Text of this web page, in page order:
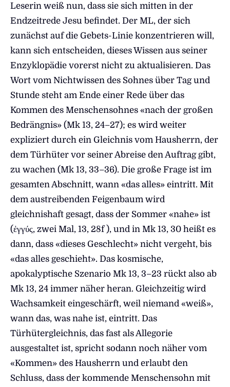
Leserin weiß nun, dass sie sich mitten in der
Endzeitrede Jesu befindet. Der ML, der sich
zunächst auf die Gebets-Linie konzentrieren will,
kann sich entscheiden, dieses Wissen aus seiner
Enzyklopädie vorerst nicht zu aktualisieren. Das
Wort vom Nichtwissen des Sohnes über Tag und
Stunde steht am Ende einer Rede über das
Kommen des Menschensohnes «nach der großen
Bedrängnis» (Mk 13, 24–27); es wird weiter
expliziert durch ein Gleichnis vom Hausherrn, der
dem Türhüter vor seiner Abreise den Auftrag gibt,
zu wachen (Mk 13, 33–36). Die große Frage ist im
gesamten Abschnitt, wann «das alles» eintritt. Mit
dem austreibenden Feigenbaum wird
gleichnishaft gesagt, dass der Sommer «nahe» ist
(ἐγγύς, zwei Mal, 13, 28f ), und in Mk 13, 30 heißt es
dann, dass «dieses Geschlecht» nicht vergeht, bis
«das alles geschieht». Das kosmische,
apokalyptische Szenario Mk 13, 3–23 rückt also ab
Mk 13, 24 immer näher heran. Gleichzeitig wird
Wachsamkeit eingeschärft, weil niemand «weiß»,
wann das, was nahe ist, eintritt. Das
Türhütergleichnis, das fast als Allegorie
ausgestaltet ist, spricht sodann noch näher vom
«Kommen» des Hausherrn und erlaubt den
Schluss, dass der kommende Menschensohn mit